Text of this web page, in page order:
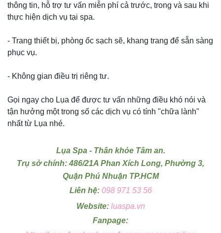
thông tin, hỗ trợ tư vấn miễn phí cả trước, trong và sau khi
thực hiện dịch vụ tại spa.
- Trang thiết bị, phòng ốc sạch sẽ, khang trang để sẵn sàng
phục vụ.
- Không gian điều trị riêng tư.
Gọi ngay cho Lụa để được tư vấn những điều khó nói và
tận hưởng một trong số các dịch vụ có tính "chữa lành"
nhất từ Lụa nhé.
Lụa Spa - Thân khỏe Tâm an.
Trụ sở chính: 486/21A Phan Xích Long, Phường 3,
Quận Phú Nhuận TP.HCM
Liên hệ: 098 971 53 56
Website: luaspa.vn
Fanpage: